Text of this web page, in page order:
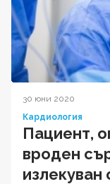
30 юни 2020
Кардиология
Пациент,
вроден
излекуван